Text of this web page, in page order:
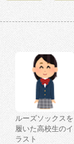
ルーズソックスを
履いた高校生のイ
ラスト